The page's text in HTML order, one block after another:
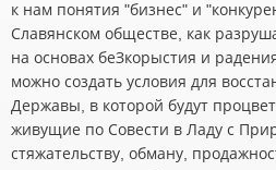
к нам понятия "бизнес" и
Славянском обществе, как
на основах беЗкорыстия и
можно создать условия для
Державы, в которой будут
живущие по Совести в Ладу с
стяжательству, обману,